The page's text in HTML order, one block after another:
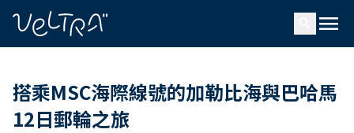
menu
搭乘MSC海際線號的加勒比海與巴哈馬
12日郵輪之旅